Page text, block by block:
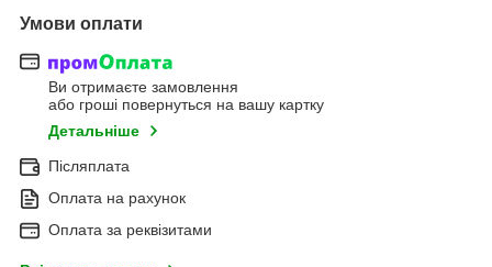
Умови оплати
Ви отримаєте замовлення
або гроші повернуться на вашу картку
Детальніше
Післяплата
Оплата на рахунок
Оплата за реквізитами